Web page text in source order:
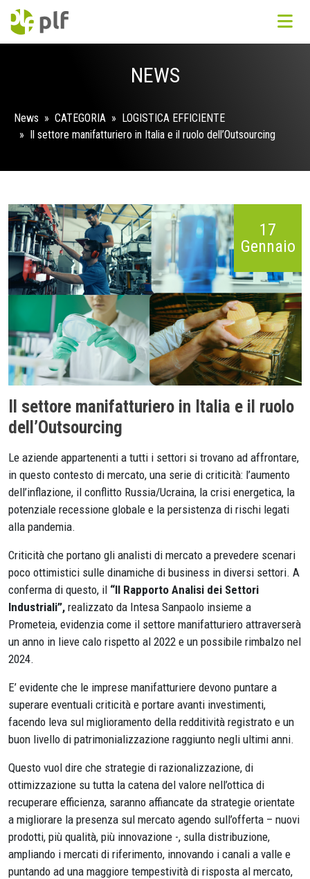
NEWS
News » CATEGORIA » LOGISTICA EFFICIENTE
» Il settore manifatturiero in Italia e il ruolo dell’Outsourcing
17
Gennaio
Il settore manifatturiero in Italia e il ruolo
dell’Outsourcing
Le aziende appartenenti a tutti i settori si trovano ad affrontare,
in questo contesto di mercato, una serie di criticità: l’aumento
dell’inflazione, il conflitto Russia/Ucraina, la crisi energetica, la
potenziale recessione globale e la persistenza di rischi legati
alla pandemia.
Criticità che portano gli analisti di mercato a prevedere scenari
poco ottimistici sulle dinamiche di business in diversi settori. A
conferma di questo, il “Il Rapporto Analisi dei Settori
Industriali”, realizzato da Intesa Sanpaolo insieme a
Prometeia, evidenzia come il settore manifatturiero attraverserà
un anno in lieve calo rispetto al 2022 e un possibile rimbalzo nel
2024.
E’ evidente che le imprese manifatturiere devono puntare a
superare eventuali criticità e portare avanti investimenti,
facendo leva sul miglioramento della redditività registrato e un
buon livello di patrimonializzazione raggiunto negli ultimi anni.
Questo vuol dire che strategie di razionalizzazione, di
ottimizzazione su tutta la catena del valore nell’ottica di
recuperare efficienza, saranno affiancate da strategie orientate
a migliorare la presenza sul mercato agendo sull’offerta – nuovi
prodotti, più qualità, più innovazione -, sulla distribuzione,
ampliando i mercati di riferimento, innovando i canali a valle e
puntando ad una maggiore tempestività di risposta al mercato,